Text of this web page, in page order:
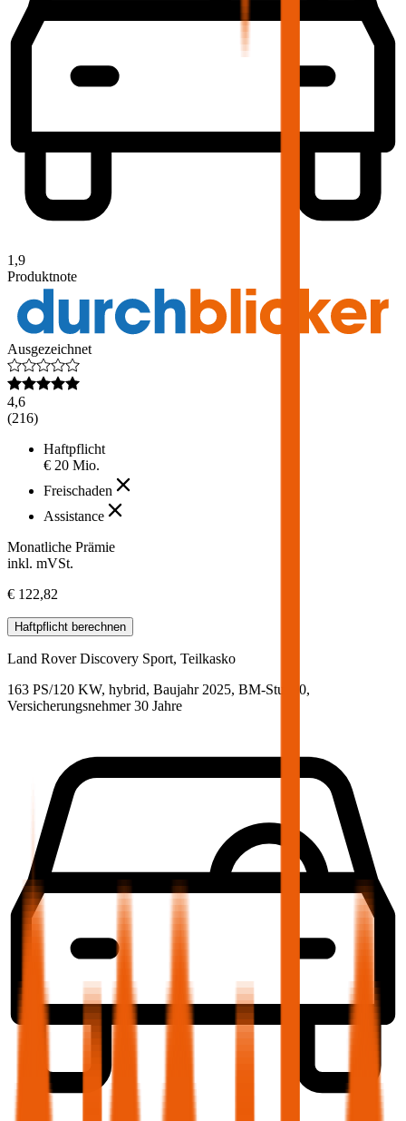
1,9
Produktnote
Ausgezeichnet
4,6
(216)
Haftpflicht
€ 20 Mio.
Freischaden
Assistance
Monatliche Prämie
inkl. mVSt.
€ 122,82
Haftpflicht berechnen
Land RoverDiscovery Sport, Teilkasko
163 PS/120 KW, hybrid, Baujahr 2025, BM-Stufe 0,
Versicherungsnehmer 30 Jahre